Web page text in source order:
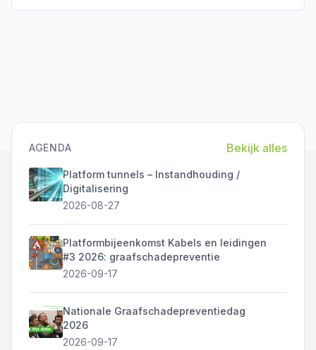
die invloed hebben op het menselijk gedrag.
AGENDA Bekijk alles
Platform tunnels – Instandhouding /
Digitalisering
2026-08-27
Platformbijeenkomst Kabels en leidingen
#3 2026: graafschadepreventie
2026-09-17
Nationale Graafschadepreventiedag
2026
2026-09-17